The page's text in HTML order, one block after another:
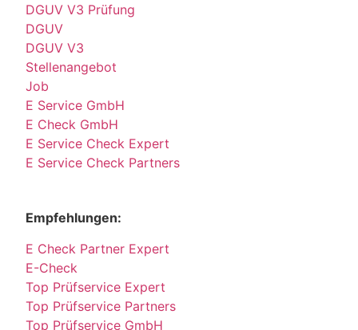
DGUV V3 Prüfung
DGUV
DGUV V3
Stellenangebot
Job
E Service GmbH
E Check GmbH
E Service Check Expert
E Service Check Partners
Empfehlungen:
E Check Partner Expert
E-Check
Top Prüfservice Expert
Top Prüfservice Partners
Top Prüfservice GmbH